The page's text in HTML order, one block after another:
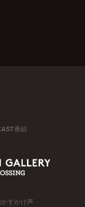
番組
すかけ声